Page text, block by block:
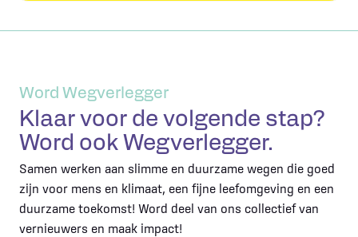
Word Wegverlegger
Klaar voor de volgende stap?
Word ook Wegverlegger.
Samen werken aan slimme en duurzame wegen die goed
zijn voor mens en klimaat, een fijne leefomgeving en een
duurzame toekomst! Word deel van ons collectief van
vernieuwers en maak impact!